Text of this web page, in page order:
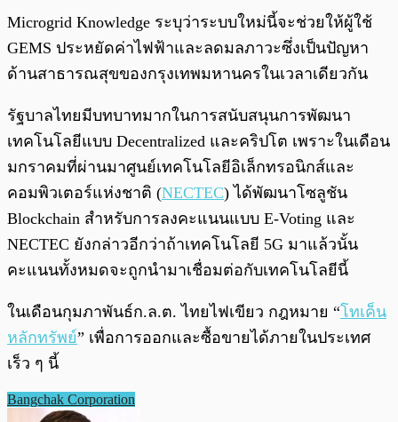
Microgrid Knowledge ระบุว่าระบบใหม่นี้จะช่วยให้ผู้ใช้
GEMS ประหยัดค่าไฟฟ้าและลดมลภาวะซึ่งเป็นปัญหา
ด้านสาธารณสุขของกรุงเทพมหานครในเวลาเดียวกัน
รัฐบาลไทยมีบทบาทมากในการสนับสนุนการพัฒนา
เทคโนโลยีแบบ Decentralized และคริปโต เพราะในเดือน
มกราคมที่ผ่านมาศูนย์เทคโนโลยีอิเล็กทรอนิกส์และ
คอมพิวเตอร์แห่งชาติ (NECTEC) ได้พัฒนาโซลูชัน
Blockchain สำหรับการลงคะแนนแบบ E-Voting และ
NECTEC ยังกล่าวอีกว่าถ้าเทคโนโลยี 5G มาแล้วนั้น
คะแนนทั้งหมดจะถูกนำมาเชื่อมต่อกับเทคโนโลยีนี้
ในเดือนกุมภาพันธ์ก.ล.ต. ไทยไฟเขียว กฎหมาย “โทเค็น
หลักทรัพย์” เพื่อการออกและซื้อขายได้ภายในประเทศ
เร็ว ๆ นี้
Bangchak Corporation